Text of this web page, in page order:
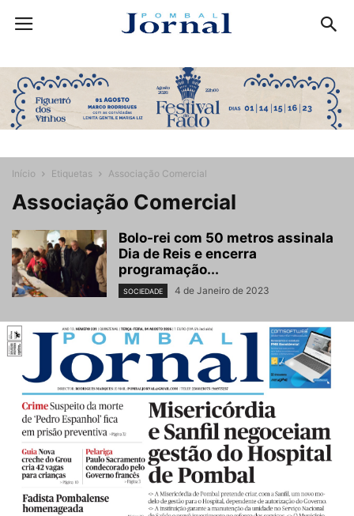
Início Etiquetas Associação Comercial
Associação Comercial
Bolo-rei com 50 metros assinala
Dia de Reis e encerra
programação...
SOCIEDADE 4 de Janeiro de 2023